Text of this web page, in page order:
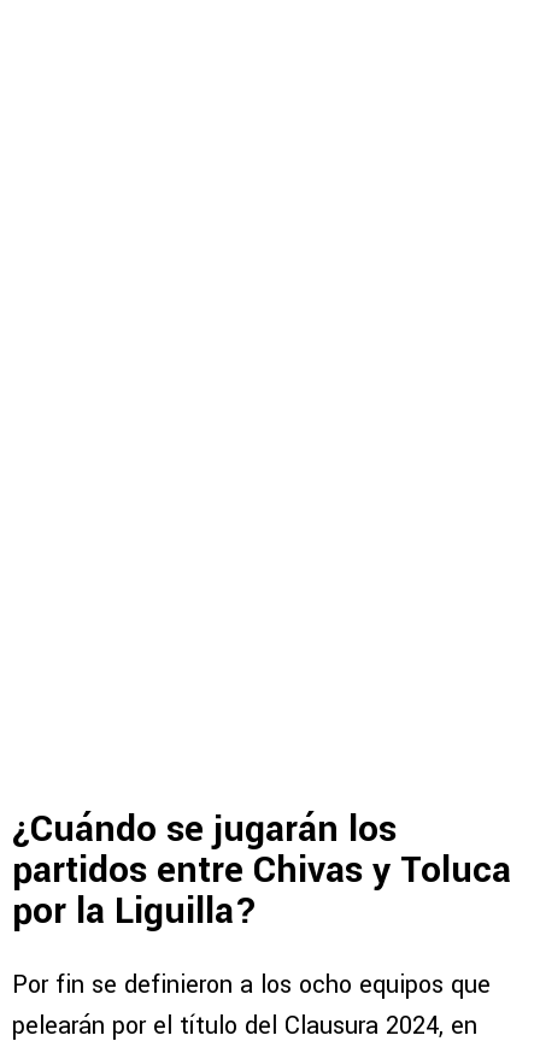
¿Cuándo se jugarán los
partidos entre Chivas y Toluca
por la Liguilla?
Por fin se definieron a los ocho equipos que
pelearán por el título del Clausura 2024, en